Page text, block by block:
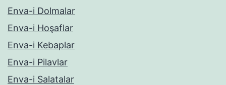
Enva-i Dolmalar
Enva-i Hoşaflar
Enva-i Kebaplar
Enva-i Pilavlar
Enva-i Salatalar